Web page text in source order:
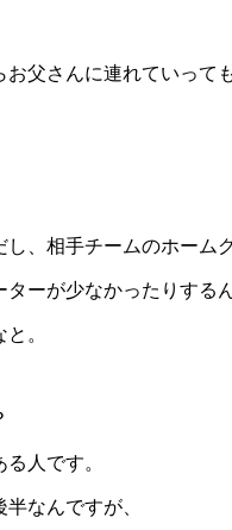
父さんに連れていって
、相手チームのホーム
ーが少なかったりするん
。
人です。
なんですが、